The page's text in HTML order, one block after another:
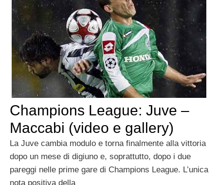
Champions League: Juve –
Maccabi (video e gallery)
La Juve cambia modulo e torna finalmente alla vittoria
dopo un mese di digiuno e, soprattutto, dopo i due
pareggi nelle prime gare di Champions League. L’unica
nota positiva della